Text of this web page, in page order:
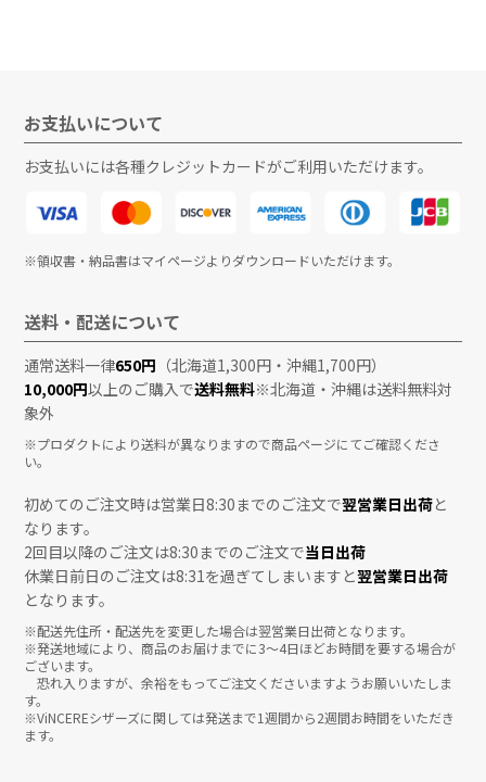
お支払いについて
お支払いには各種クレジットカードがご利用いただけます。
※領収書・納品書はマイページよりダウンロードいただけます。
送料・配送について
通常送料一律650円 （北海道1,300円・沖縄1,700円）
10,000円以上のご購入で送料無料※北海道・沖縄は送料無料対
象外
※プロダクトにより送料が異なりますので商品ページにてご確認くださ
い。
初めてのご注文時は営業日8:30までのご注文で翌営業日出荷と
なります。
2回目以降のご注文は8:30までのご注文で当日出荷
休業日前日のご注文は8:31を過ぎてしまいますと翌営業日出荷
となります。
※配送先住所・配送先を変更した場合は翌営業日出荷となります。
※発送地域により、商品のお届けまでに3〜4日ほどお時間を要する場合が
ございます。
恐れ入りますが、余裕をもってご注文くださいますようお願いいたしま
す。
※ViNCEREシザーズに関しては発送まで1週間から2週間お時間をいただき
ます。